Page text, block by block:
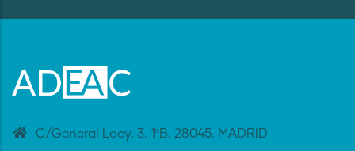
C/General Lacy, 3. 1ºB. 28045. MADRID